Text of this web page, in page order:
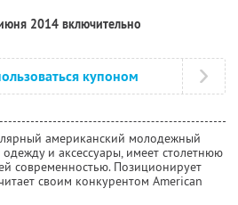
2014 включительно
купоном
американский молодежный
и аксессуары, имеет столетнюю
современностью. Позиционирует
своим конкурентом American